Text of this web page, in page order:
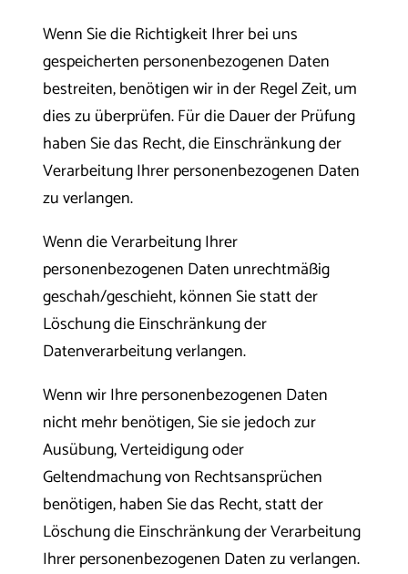
Wenn Sie die Richtigkeit Ihrer bei uns
gespeicherten personenbezogenen Daten
bestreiten, benötigen wir in der Regel Zeit, um
dies zu überprüfen. Für die Dauer der Prüfung
haben Sie das Recht, die Einschränkung der
Verarbeitung Ihrer personenbezogenen Daten
zu verlangen.
Wenn die Verarbeitung Ihrer
personenbezogenen Daten unrechtmäßig
geschah/geschieht, können Sie statt der
Löschung die Einschränkung der
Datenverarbeitung verlangen.
Wenn wir Ihre personenbezogenen Daten
nicht mehr benötigen, Sie sie jedoch zur
Ausübung, Verteidigung oder
Geltendmachung von Rechtsansprüchen
benötigen, haben Sie das Recht, statt der
Löschung die Einschränkung der Verarbeitung
Ihrer personenbezogenen Daten zu verlangen.